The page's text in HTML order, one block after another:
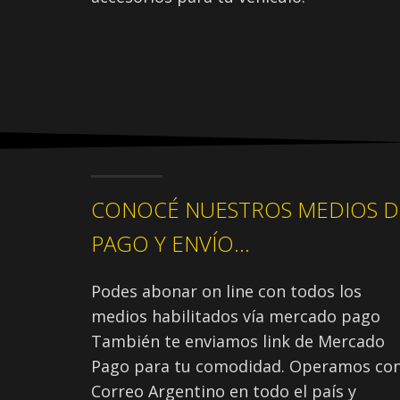
CONOCÉ NUESTROS MEDIOS
PAGO Y ENVÍO...
Podes abonar on line con todos los
medios habilitados vía mercado pago
También te enviamos link de Mercado
Pago para tu comodidad. Operamos
Correo Argentino en todo el país y